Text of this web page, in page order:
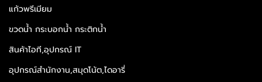
แก้วพรีเมียม
ขวดน้ำ กระบอกน้ำ กระติกน้ำ
สินค้าไอที,อุปกรณ์ IT
อุปกรณ์สำนักงาน,สมุดโน้ต,ไดอารี่